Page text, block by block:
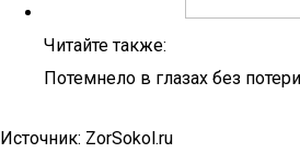
Читайте также:
Потемнело в глазах без
Источник: ZorSokol.ru